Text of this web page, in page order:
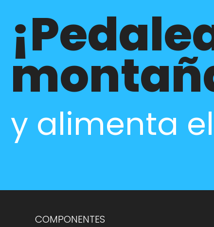
y alimenta
COMPONENTES